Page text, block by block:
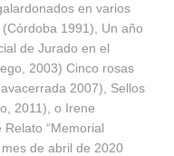
en varios
1991), Un año
de Jurado en el
2003) Cinco rosas
2007), Sellos
2011), o Irene
“Memorial
de abril de 2020